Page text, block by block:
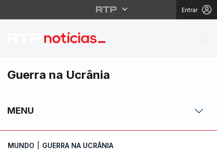
Entrar
Zelensky retira
Guerra na Ucrânia
MENU
MUNDO GUERRA NA UCRÂNIA